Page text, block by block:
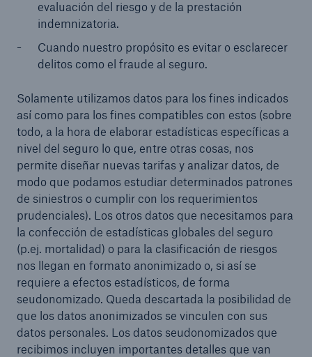
evaluación del riesgo y de la prestación
indemnizatoria.
Cuando nuestro propósito es evitar o esclarecer
delitos como el fraude al seguro.
Solamente utilizamos datos para los fines indicados
así como para los fines compatibles con estos (sobre
todo, a la hora de elaborar estadísticas específicas a
nivel del seguro lo que, entre otras cosas, nos
permite diseñar nuevas tarifas y analizar datos, de
modo que podamos estudiar determinados patrones
de siniestros o cumplir con los requerimientos
prudenciales). Los otros datos que necesitamos para
la confección de estadísticas globales del seguro
(p.ej. mortalidad) o para la clasificación de riesgos
nos llegan en formato anonimizado o, si así se
requiere a efectos estadísticos, de forma
seudonomizado. Queda descartada la posibilidad de
que los datos anonimizados se vinculen con sus
datos personales. Los datos seudonomizados que
recibimos incluyen importantes detalles que van